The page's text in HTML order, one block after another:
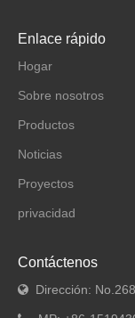
Enlace rápido
Hogar
Sobre nosotros
Productos
Noticias
Proyectos
privacidad
Contáctenos
 Dirección: